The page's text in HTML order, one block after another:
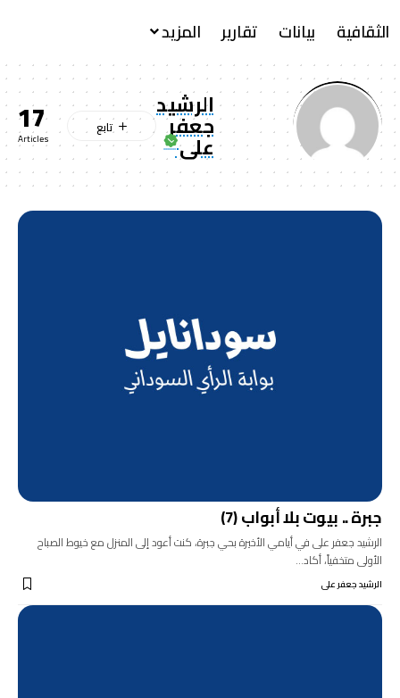
الثقافية
بيانات تقارير المزيد
الرشيد
جعفر
على
17
Articles
جبرة .. بيوت بلا أبواب (7)
الرشيد جعفر على في أيامي الأخيرة بحي جبرة، كنت أعود إلى المنزل مع خيوط الصباح
الأولى متخفياً، أكاد…
الرشيد جعفر على